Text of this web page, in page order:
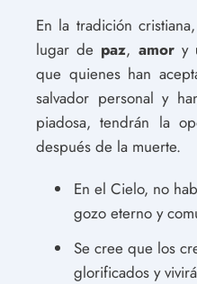
En la tradición
lugar de paz, amory
que quienes han
salvador personal y
piadosa, tendrán la
después de la muerte.
En el Cielo, no
gozo eterno y
Se cree que los
glorificados y